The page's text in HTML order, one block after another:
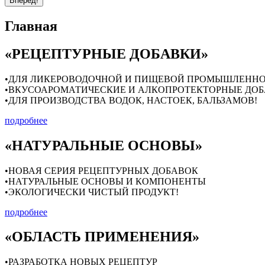
Главная
«РЕЦЕПТУРНЫЕ ДОБАВКИ»
•ДЛЯ ЛИКЕРОВОДОЧНОЙ И ПИЩЕВОЙ
•ВКУСОАРОМАТИЧЕСКИЕ И АЛКОПРОТЕКТОРНЫЕ
•ДЛЯ ПРОИЗВОДСТВА ВОДОК, НАСТОЕК, БАЛЬЗАМОВ!
подробнее
«НАТУРАЛЬНЫЕ ОСНОВЫ»
•НОВАЯ СЕРИЯ РЕЦЕПТУРНЫХ ДОБАВОК
•НАТУРАЛЬНЫЕ ОСНОВЫ И КОМПОНЕНТЫ
•ЭКОЛОГИЧЕСКИ ЧИСТЫЙ ПРОДУКТ!
подробнее
«ОБЛАСТЬ ПРИМЕНЕНИЯ»
•РАЗРАБОТКА НОВЫХ РЕЦЕПТУР